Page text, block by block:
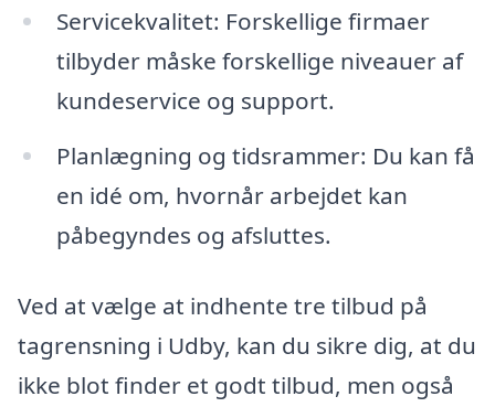
Servicekvalitet: Forskellige firmaer
tilbyder måske forskellige niveauer af
kundeservice og support.
Planlægning og tidsrammer: Du kan få
en idé om, hvornår arbejdet kan
påbegyndes og afsluttes.
Ved at vælge at indhente tre tilbud på
tagrensning i Udby, kan du sikre dig, at du
ikke blot finder et godt tilbud, men også